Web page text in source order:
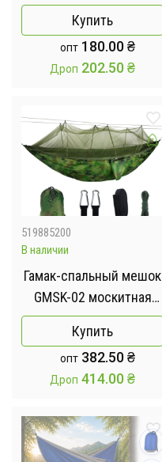
Купить
опт 180.00₴
Дроп 202.50₴
519885200
В наличии
Гамак-спальный мешок
GMSK-02 москитная
сетка 260*140см
Купить
опт 382.50₴
Дроп 414.00₴